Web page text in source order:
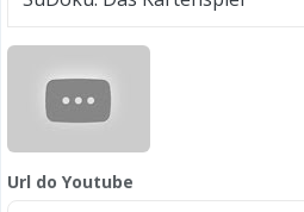
Url do Youtube